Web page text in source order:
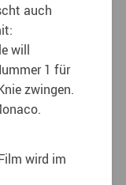
auch
will
1 für
zwingen.
wird im